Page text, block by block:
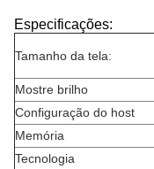
Especificações:
Tamanho da tela:
Mostre brilho
Configuração do host
Memória
Tecnologia